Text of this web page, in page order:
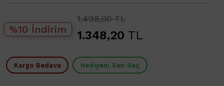
%10 İndirim
1.498,00 TL
1.348,20 TL
Kargo Bedava Hediyeni Sen Seç